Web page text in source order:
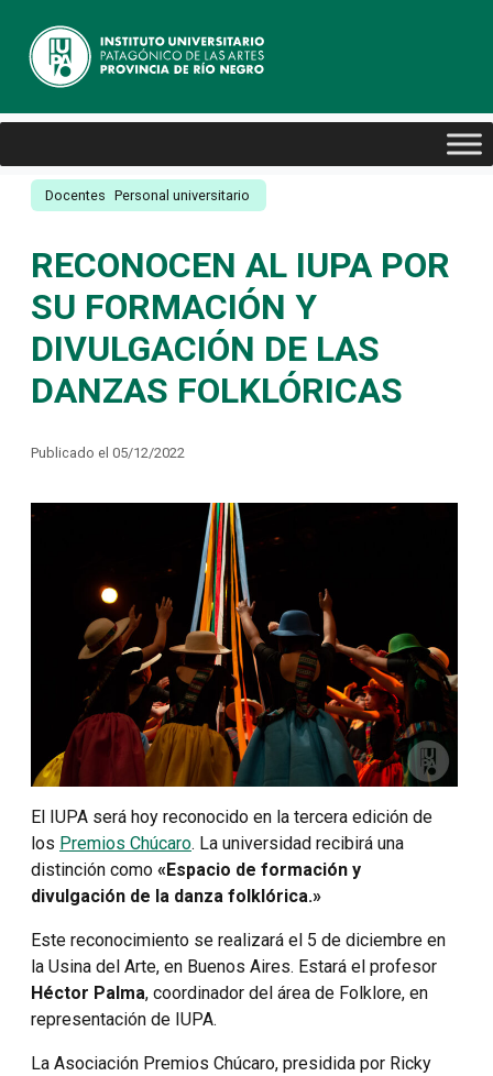
Docentes Personal universitario
RECONOCEN AL IUPA POR
SU FORMACIÓN Y
DIVULGACIÓN DE LAS
DANZAS FOLKLÓRICAS
Publicado el 05/12/2022
El IUPA será hoy reconocido en la tercera edición de
los Premios Chúcaro. La universidad recibirá una
distinción como «Espacio de formación y
divulgación de la danza folklórica.»
Este reconocimiento se realizará el 5 de diciembre en
la Usina del Arte, en Buenos Aires. Estará el profesor
Héctor Palma, coordinador del área de Folklore, en
representación de IUPA.
La Asociación Premios Chúcaro, presidida por Ricky